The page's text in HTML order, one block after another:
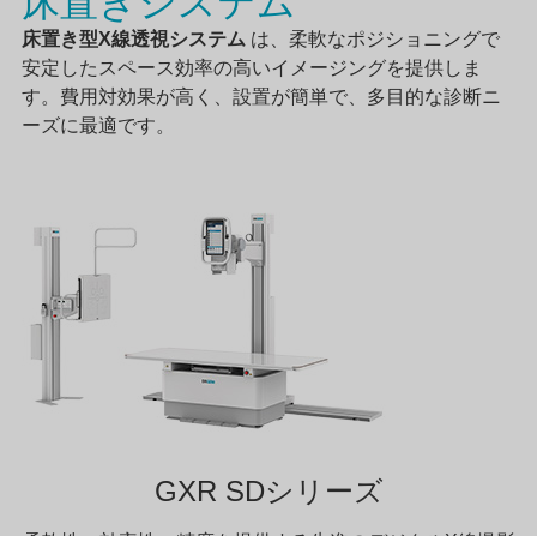
床置き型X線透視システム は、柔軟なポジショニングで
安定したスペース効率の高いイメージングを提供しま
す。費用対効果が高く、設置が簡単で、多目的な診断ニ
ーズに最適です。
GXR SDシリーズ